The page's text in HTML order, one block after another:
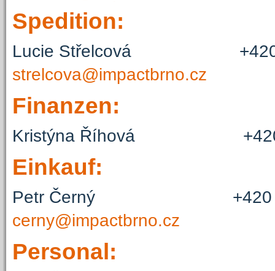
Spedition:
Lucie Střelcová
strelcova@impactbrno.cz
Finanzen:
Kristýna Říhová
Einkauf:
Petr Černý +420
cerny@impactbrno.cz
Personal: